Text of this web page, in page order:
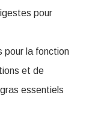
pour
pour la fonction
et de
essentiels